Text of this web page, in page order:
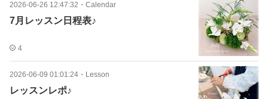
2026-06-26 12:47:32 ・ Calendar
7月レッスン日程表♪
4
2026-06-09 01:01:24 ・ Lesson
レッスンレポ♪